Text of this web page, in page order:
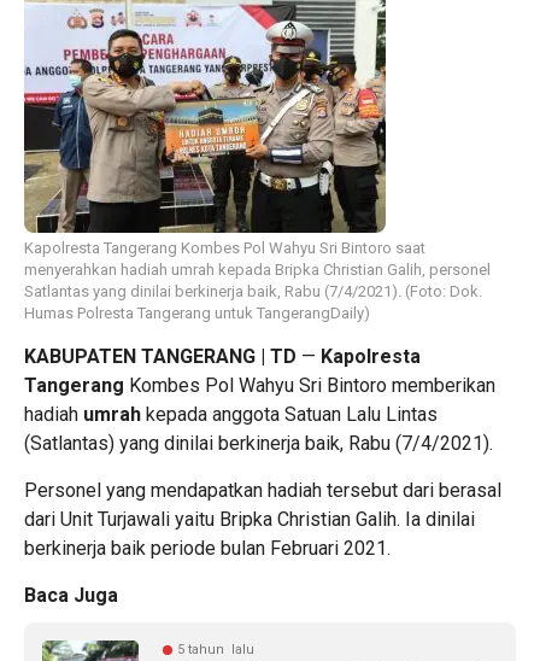
Kapolresta Tangerang Kombes Pol Wahyu Sri Bintoro saat
menyerahkan hadiah umrah kepada Bripka Christian Galih, personel
Satlantas yang dinilai berkinerja baik, Rabu (7/4/2021). (Foto: Dok.
Humas Polresta Tangerang untuk TangerangDaily)
KABUPATEN TANGERANG | TD — Kapolresta
Tangerang Kombes Pol Wahyu Sri Bintoro memberikan
hadiah umrah kepada anggota Satuan Lalu Lintas
(Satlantas) yang dinilai berkinerja baik, Rabu (7/4/2021).
Personel yang mendapatkan hadiah tersebut dari berasal
dari Unit Turjawali yaitu Bripka Christian Galih. Ia dinilai
berkinerja baik periode bulan Februari 2021.
Baca Juga
5 tahun lalu